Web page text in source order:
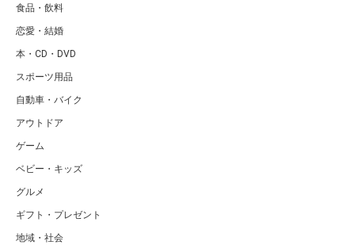
食品・飲料
恋愛・結婚
本・CD・DVD
スポーツ用品
自動車・バイク
アウトドア
ゲーム
ベビー・キッズ
グルメ
ギフト・プレゼント
地域・社会